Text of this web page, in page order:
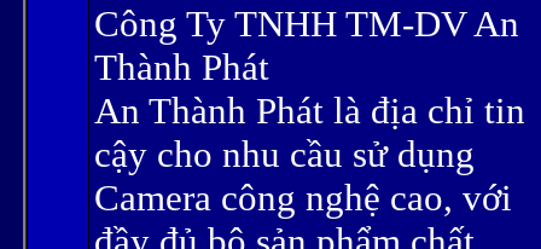
Công Ty TNHH TM-DV An
Thành Phát
An Thành Phát là địa chỉ tin
cậy cho nhu cầu sử dụng
Camera công nghệ cao, với